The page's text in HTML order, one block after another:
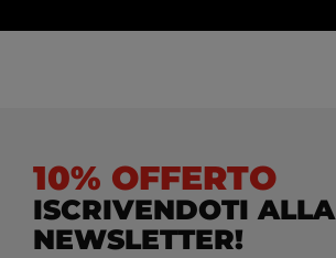
10% OFFERTO
ISCRIVENDOTI ALLA
NEWSLETTER!